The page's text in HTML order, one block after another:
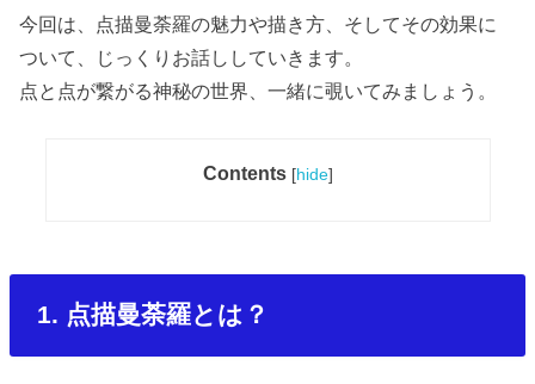
今回は、点描曼荼羅の魅力や描き方、そしてその効果に
ついて、じっくりお話ししていきます。
点と点が繋がる神秘の世界、一緒に覗いてみましょう。
Contents [hide]
1. 点描曼荼羅とは？